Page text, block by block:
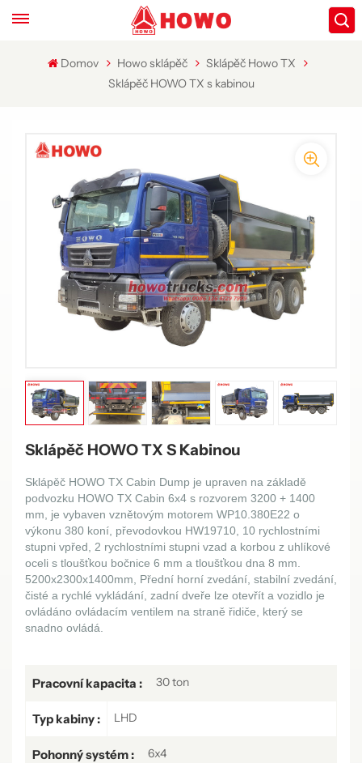
Domov Howo sklápěč
Sklápěč Howo TX
Sklápěč HOWO TX s kabinou
Sklápěč HOWO TX S Kabinou
Sklápěč HOWO TX Cabin Dump je upraven na základě
podvozku HOWO TX Cabin 6x4 s rozvorem 3200 + 1400
mm, je vybaven vznětovým motorem WP10.380E22 o
výkonu 380 koní, převodovkou HW19710, 10 rychlostními
stupni vpřed, 2 rychlostními stupni vzad a korbou z uhlíkové
oceli s tloušťkou bočnice 6 mm a tloušťkou dna 8 mm.
5200x2300x1400mm, Přední horní zvedání, stabilní zvedání,
čisté a rychlé vykládání, zadní dveře lze otevřít a vozidlo je
ovládáno ovládacím ventilem na straně řidiče, který se
snadno ovládá.
Pracovní kapacita : 30 ton
Typ kabiny : LHD
Pohonný systém : 6x4